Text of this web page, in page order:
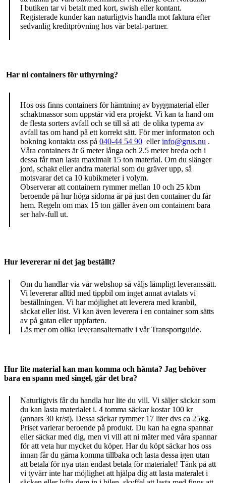
I butiken tar vi betalt med kort, swish eller kontant.
Registerade kunder kan naturligtvis handla mot faktura efter
sedvanlig kreditprövning hos vår betal-partner.
Har ni containers för uthyrning?
Hos oss finns containers för hämtning av byggmaterial eller
schaktmassor som uppstår vid era projekt. Vi kan ta hand om
de flesta sorters avfall och se till så att de olika typerna av
avfall tas om hand på ett korrekt sätt. För mer informaton och
bokning kontakta oss på 040-44 54 90 ellerinfo@grus.nu .
Våra containers är 6 meter långa och 2.5 meter breda och i
dessa får man lasta maximalt 15 ton material. Om du slänger
jord, schakt eller andra material som du gräver upp, så
motsvarar det ca 10 kubikmeter i volym.
Observerar att containern rymmer mellan 10 och 25 kbm
beroende på hur höga sidorna är på just den container du får
hem. Regeln om max 15 ton gäller även om containern bara
ser halv-full ut.
Hur levererar ni det jag beställt?
Om du handlar via vår webshop så väljs lämpligt leveranssätt.
Vi levererar alltid med tippbil om inget annat avtalats vi
beställningen. Vi har möjlighet att leverera med kranbil,
säckat eller löst. Vi kan även leverera i en container som sätts
av på gatan eller uppfarten.
Läs mer om olika leveransalternativ i vår Transportguide.
Hur lite material kan man komma och hämta? Jag behöver
bara en spann med singel, går det bra?
Naturligtvis får du handla hur lite du vill. Vi säljer säckar som
du kan lasta materialet i. 4 tomma säckar kostar 100 kr
(annars 30 kr/st). Dessa säckar rymmer 17 liter dvs ca 25kg.
Priset varierar beroende på produkt. Du kan ha egna spannar
eller säckar med dig, men vi vill att ni mäter med våra spannar
för att veta hur mycket du köper. Har du köpt säckar hos oss
innan får du gärna komma tillbaka och lasta dessa igen utan
att betala för nya utan endast betala för materialet! Tänk på att
vi tyvärr inte har möjlighet att hjälpa dig att lasta materalet i